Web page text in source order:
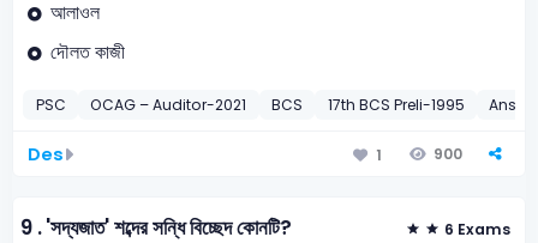
আলাওল
দৌলত কাজী
PSC OCAG – Auditor-2021 BCS 17th BCS Preli-1995 Ansar
Des 1 900
9 .'সদ্যজাত' শব্দের সন্ধি বিচ্ছেদ কোনটি? 6 Exams